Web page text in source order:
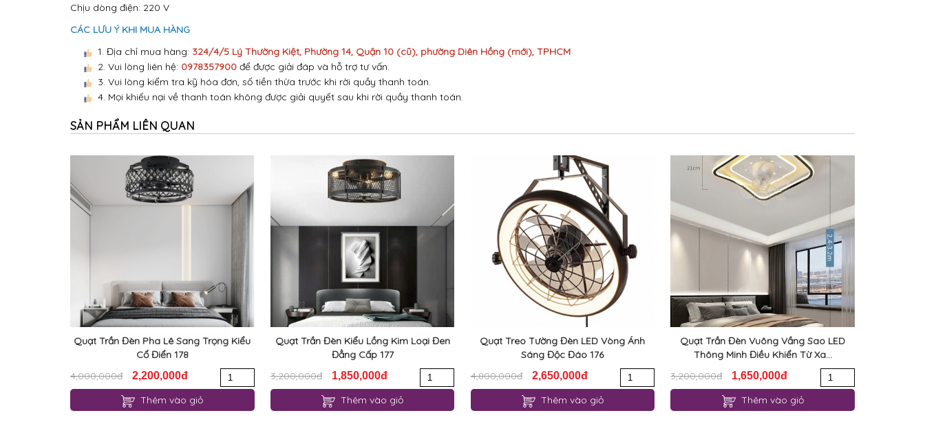
Chịu dòng điện: 220 V
CÁC LƯU Ý KHI MUA HÀNG
1. Địa chỉ mua hàng: 324/4/5 Lý Thường Kiệt, Phường 14, Quận 10 (cũ), phường Diên Hồng (mới), TPHCM
2. Vui lòng liên hệ: 0978357900 để được giải đáp và hỗ trợ tư vấn.
3. Vui lòng kiểm tra kỹ hóa đơn, số tiền thừa trước khi rời quầy thanh toán.
4. Mọi khiếu nại về thanh toán không được giải quyết sau khi rời quầy thanh toán.
SẢN PHẨM LIÊN QUAN
Quạt Trần Đèn Pha Lê Sang Trọng Kiểu
Cổ Điển 178
4,000,000đ
2,200,000đ
Thêm vào giỏ
Quạt Trần Đèn Kiểu Lồng Kim Loại Đen
Đẳng Cấp 177
3,200,000đ
1,850,000đ
Thêm vào giỏ
Quạt Treo Tường Đèn LED Vòng Ánh
Sáng Độc Đáo 176
4,800,000đ
2,650,000đ
Thêm vào giỏ
Quạt Trần Đèn Vuông Vầng Sao LED
Thông Minh Điều Khiển Từ Xa...
3,200,000đ
1,650,000đ
Thêm vào giỏ